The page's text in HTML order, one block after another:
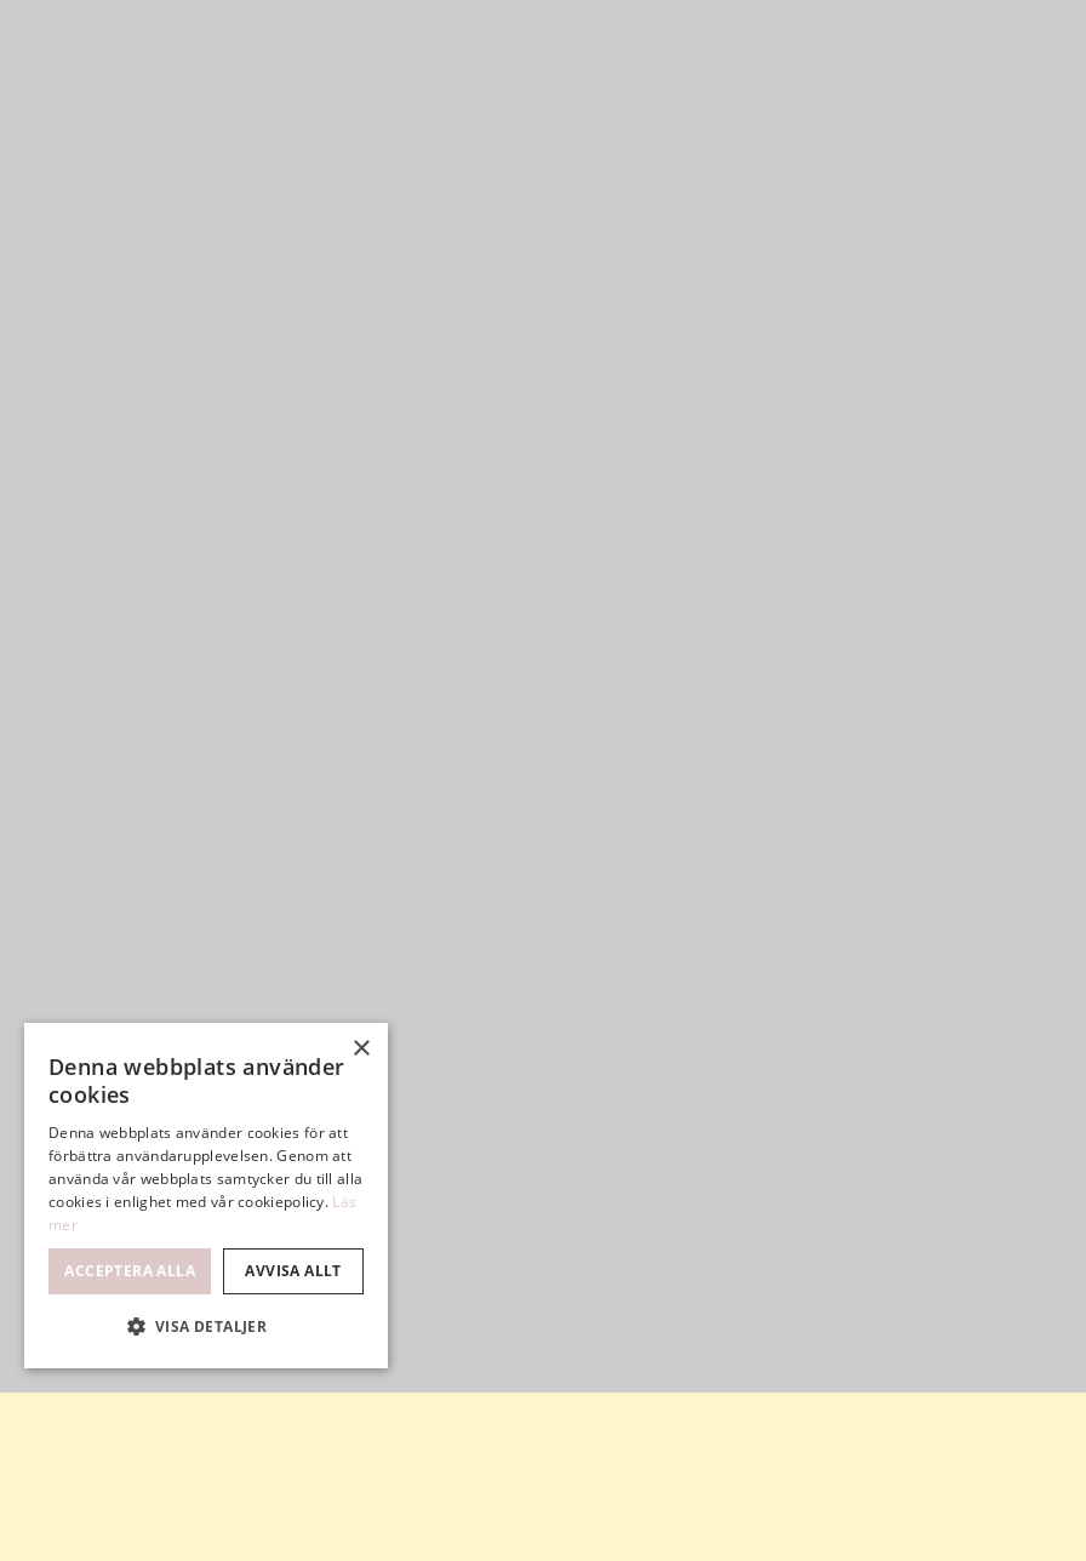
×
Denna webbplats använder
cookies
Denna webbplats använder cookies för att
förbättra användarupplevelsen. Genom att
använda vår webbplats samtycker du till alla
cookies i enlighet med vår cookiepolicy. Läs
mer
ACCEPTERA ALLA AVVISA ALLT
VISA DETALJER